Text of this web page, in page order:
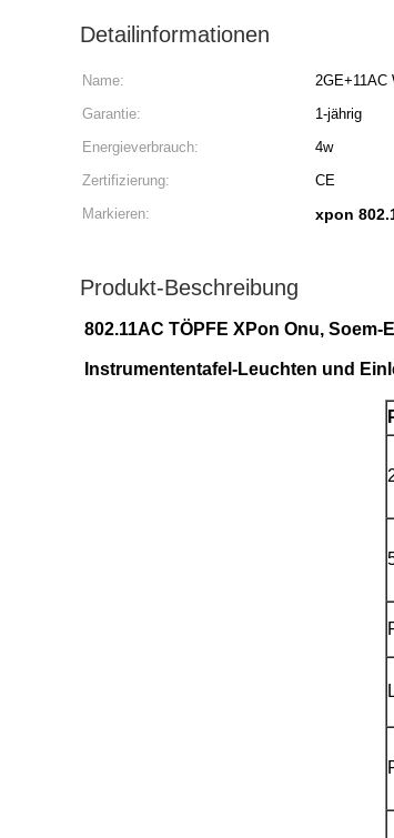
Detailinformationen
Name: 2GE+11AC
Garantie:
1-jährig
Energieverbrauch:
4w
Zertifizierung:
CE
Markieren:
xpon
Produkt-Beschreibung
802.11AC TÖPFE XPon Onu,
Instrumententafel-Leuchten und